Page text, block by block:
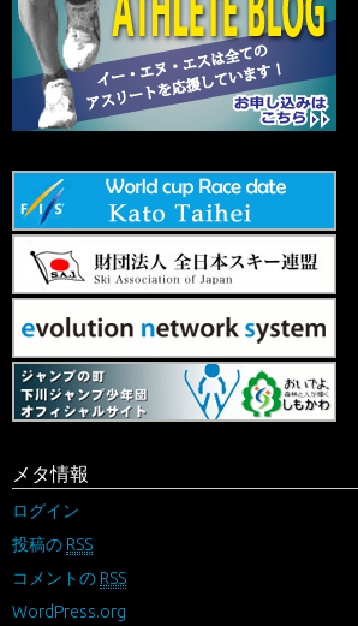
メタ情報
ログイン
投稿の RSS
コメントの RSS
WordPress.org